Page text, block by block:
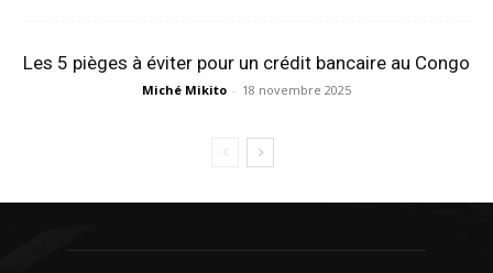
Les 5 pièges à éviter pour un crédit bancaire au Congo
Miché Mikito - 18 novembre 2025